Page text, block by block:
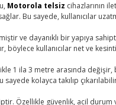
Motorola telsiz cihazlarının
Bu sayede, kullanıcılar
ve dayanıklı bir yapıya
böylece kullanıcılar net ve
1 ila 3 metre arasında
kolayca takılıp
Özellikle güvenlik, acil